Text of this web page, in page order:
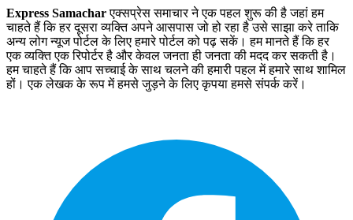
Express Samacharएक्सप्रेस समाचार ने एक पहल शुरू की है जहां हम
चाहते हैं कि हर दूसरा व्‍यक्ति अपने आसपास जो हो रहा है उसे साझा करे ताकि
अन्‍य लोग न्‍यूज पोर्टल के लिए हमारे पोर्टल को पढ़ सकें। हम मानते हैं कि हर
एक व्यक्ति एक रिपोर्टर है और केवल जनता ही जनता की मदद कर सकती है।
हम चाहते हैं कि आप सच्चाई के साथ चलने की हमारी पहल में हमारे साथ शामिल
हों। एक लेखक के रूप में हमसे जुड़ने के लिए कृपया हमसे संपर्क करें।